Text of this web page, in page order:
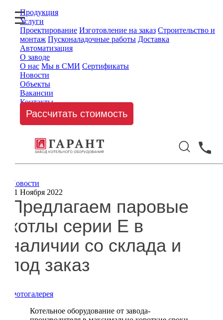
Продукция
Услуги
Проектирование Изготовление на заказ Строительство и
монтаж Пусконаладочные работы Доставка
Автоматизация
О заводе
О нас Мы в СМИ Сертификаты
Новости
Объекты
Вакансии
Контакты
Рассчитать стоимость
Новости
21 Ноября 2022
Предлагаем паровые
котлы серии Е в
наличии со склада и
под заказ
Фотогалерея
Котельное оборудование от завода-